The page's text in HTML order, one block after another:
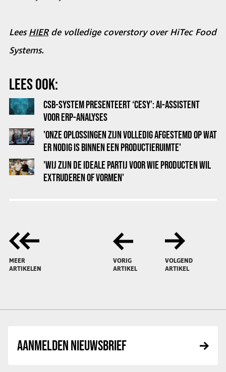
LeesHIERde volledige coverstory over HiTec Food
Systems.
LEES OOK:
CSB-SYSTEM PRESENTEERT ‘CESY’: AI-ASSISTENT
VOOR ERP-ANALYSES
'ONZE OPLOSSINGEN ZIJN VOLLEDIG AFGESTEMD OP WAT
ER NODIG IS BINNEN EEN PRODUCTIERUIMTE'
'WIJ ZIJN DE IDEALE PARTIJ VOOR WIE PRODUCTEN WIL
EXTRUDEREN OF VORMEN'
MEER
ARTIKELEN
VORIG
ARTIKEL
VOLGEND
ARTIKEL
AANMELDEN NIEUWSBRIEF